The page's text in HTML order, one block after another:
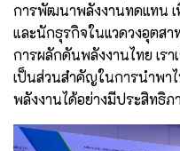
การพัฒนาพลังงานทดแทน
และนักธุรกิจในแวดวงอุตส
การผลักดันพลังงานไทย เร
เป็นส่วนสำคัญในการนำพา
พลังงานได้อย่างมีประสิทธิ